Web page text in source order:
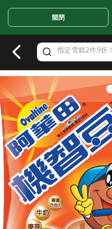
Valid Until 30 June 2026
關閉